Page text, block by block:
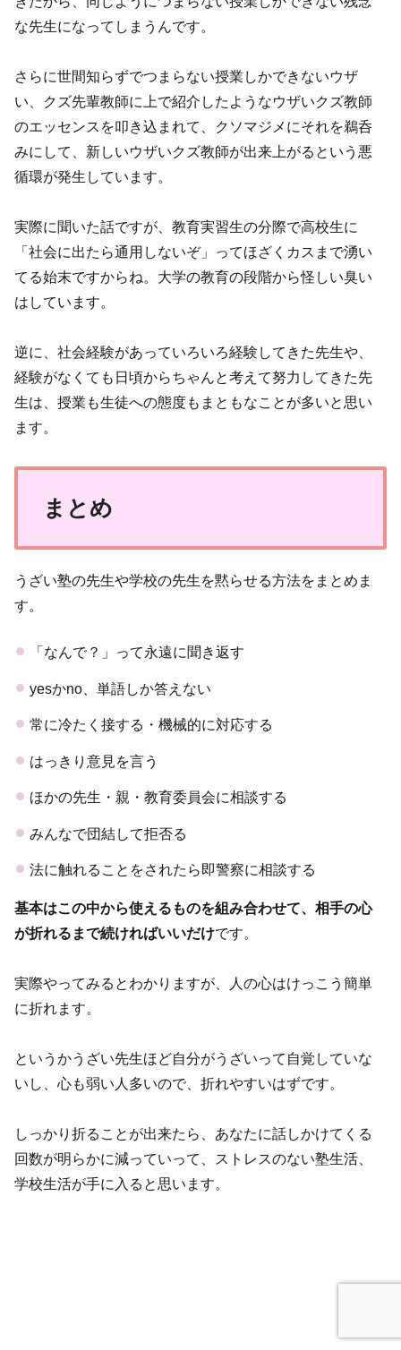
な先生になってしまうんです。
さらに世間知らずでつまらない授業しかできないウザ
い、クズ先輩教師に上で紹介したようなウザいクズ教師
のエッセンスを叩き込まれて、クソマジメにそれを鵜呑
みにして、新しいウザいクズ教師が出来上がるという悪
循環が発生しています。
実際に聞いた話ですが、教育実習生の分際で高校生に
「社会に出たら通用しないぞ」ってほざくカスまで湧い
てる始末ですからね。大学の教育の段階から怪しい臭い
はしています。
逆に、社会経験があっていろいろ経験してきた先生や、
経験がなくても日頃からちゃんと考えて努力してきた先
生は、授業も生徒への態度もまともなことが多いと思い
ます。
まとめ
うざい塾の先生や学校の先生を黙らせる方法をまとめま
す。
「なんで？」って永遠に聞き返す
yesかno、単語しか答えない
常に冷たく接する・機械的に対応する
はっきり意見を言う
ほかの先生・親・教育委員会に相談する
みんなで団結して拒否る
法に触れることをされたら即警察に相談する
基本はこの中から使えるものを組み合わせて、相手の心
が折れるまで続ければいいだけです。
実際やってみるとわかりますが、人の心はけっこう簡単
に折れます。
というかうざい先生ほど自分がうざいって自覚していな
いし、心も弱い人多いので、折れやすいはずです。
しっかり折ることが出来たら、あなたに話しかけてくる
回数が明らかに減っていって、ストレスのない塾生活、
学校生活が手に入ると思います。